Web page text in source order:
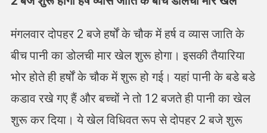
मंगलवार दोपहर 2 बजे हर्षों के चौक में हर्ष व व्यास जाति के
बीच पानी का डोलची मार खेल शुरू होगा। इसकी तैयारिया
भोर होते ही हर्षों के चौक में शुरू हो गई। यहां पानी के बडे बडे
कडाव रखे गए हैं और बच्चों ने तो 12 बजते ही पानी का खेल
शुरू कर दिया। ये खेल विधिवत रूप से दोपहर 2 बजे शुरू